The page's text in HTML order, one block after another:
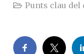
Punts clau del